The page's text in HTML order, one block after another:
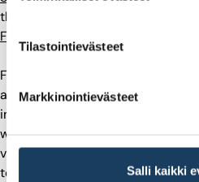
Tilastointievästeet
Markkinointievästeet
Salli kaikki
the
FSUG
Finnish Foundation for Share
and impartially. We finance our
income from the historical Stock
we own. Our operations are
values: neutrality, courage, fact-
together. We are also committed